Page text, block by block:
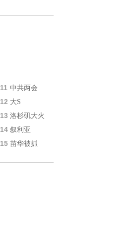
11 中共两会
12 大S
13 洛杉矶大火
14 叙利亚
15 苗华被抓